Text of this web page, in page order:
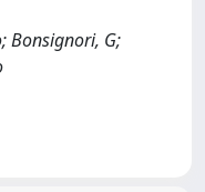
Bonsignori, G;